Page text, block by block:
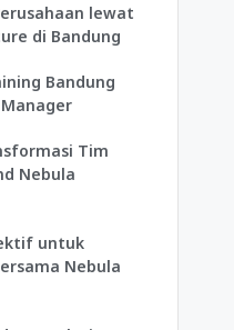
lewat
di Bandung
Bandung
Tim
Nebula
untuk
Nebula